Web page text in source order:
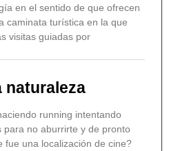
en el sentido de que ofrecen
caminata turística en la que
visitas guiadas por
naturaleza
running intentando
no aburrirte y de pronto
fue una localización de cine?